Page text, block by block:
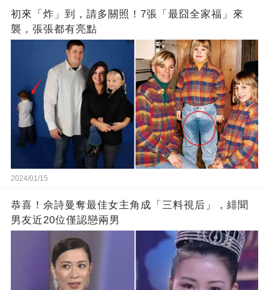
初來「炸」到，請多關照！7張「最囧全家福」來
襲，張張都有亮點
2024/01/15
恭喜！佘詩曼奪最佳女主角成「三料視后」，緋聞
男友近20位僅認戀兩男